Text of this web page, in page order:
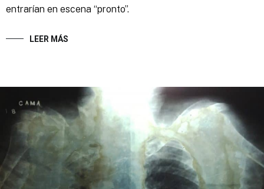
entrarían en escena “pronto”.
LEER MÁS